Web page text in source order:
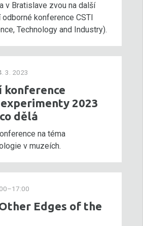
v Bratislave zvou na další
konference CSTI
Technology and Industry).
3. 2023
konference
2023
dělá
na téma
v muzeích.
Edges of the